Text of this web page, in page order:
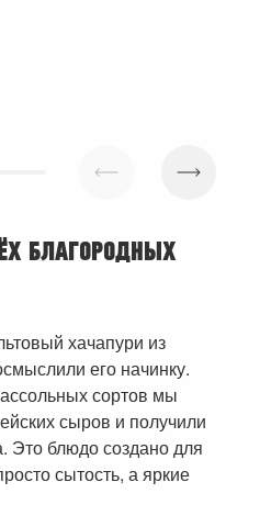
БЛАГОРОДНЫХ
хачапури из
его начинку.
сортов мы
сыров и получили
Это блюдо создано для
сытость, а яркие